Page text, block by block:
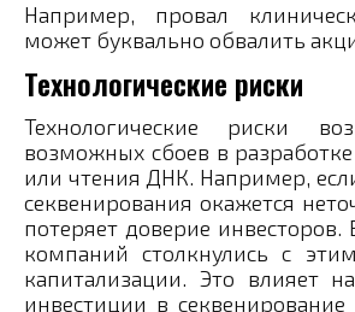
Например, провал
может буквально обвалить
Технологические риски
Технологические риски
возможных сбоев в
или чтения ДНК. Например,
секвенирования окажется
потеряет доверие инвесторов.
компаний столкнулись с
капитализации. Это влияет
инвестиции в секвенирование